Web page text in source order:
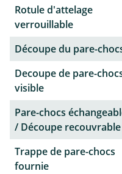
Rotule d'attelage
verrouillable
Découpe du pare-
Decoupe de pare-
visible
Pare-chocs
/ Découpe recouvrable
Trappe de pare-chocs
fournie